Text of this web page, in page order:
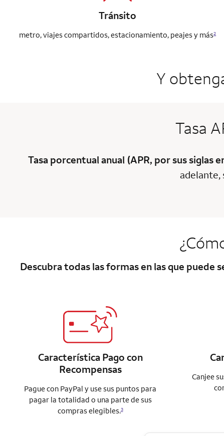
Tránsito
metro, viajes compartidos, estacionamiento, peajes y más2
Y
Tasa
Tasa porcentual anual (APR, por sus
adelante,
Descubra todas las formas en las que puede
Característica Pago con
Recompensas
Pague con PayPal y use sus puntos para
pagar la totalidad o una parte de sus
compras elegibles.3
Canjee